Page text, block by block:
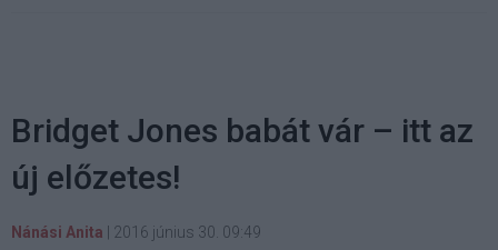
Bridget Jones babát vár – itt az
új előzetes!
Nánási Anita | 2016 június 30. 09:49